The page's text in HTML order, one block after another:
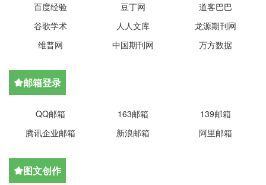
百度经验
豆丁网
道客巴巴
谷歌学术
人人文库
龙源期刊网
维普网
中国期刊网 万方数据
邮箱登录
QQ邮箱 163邮箱
139邮箱
腾讯企业邮箱
新浪邮箱 阿里邮箱
图文创作